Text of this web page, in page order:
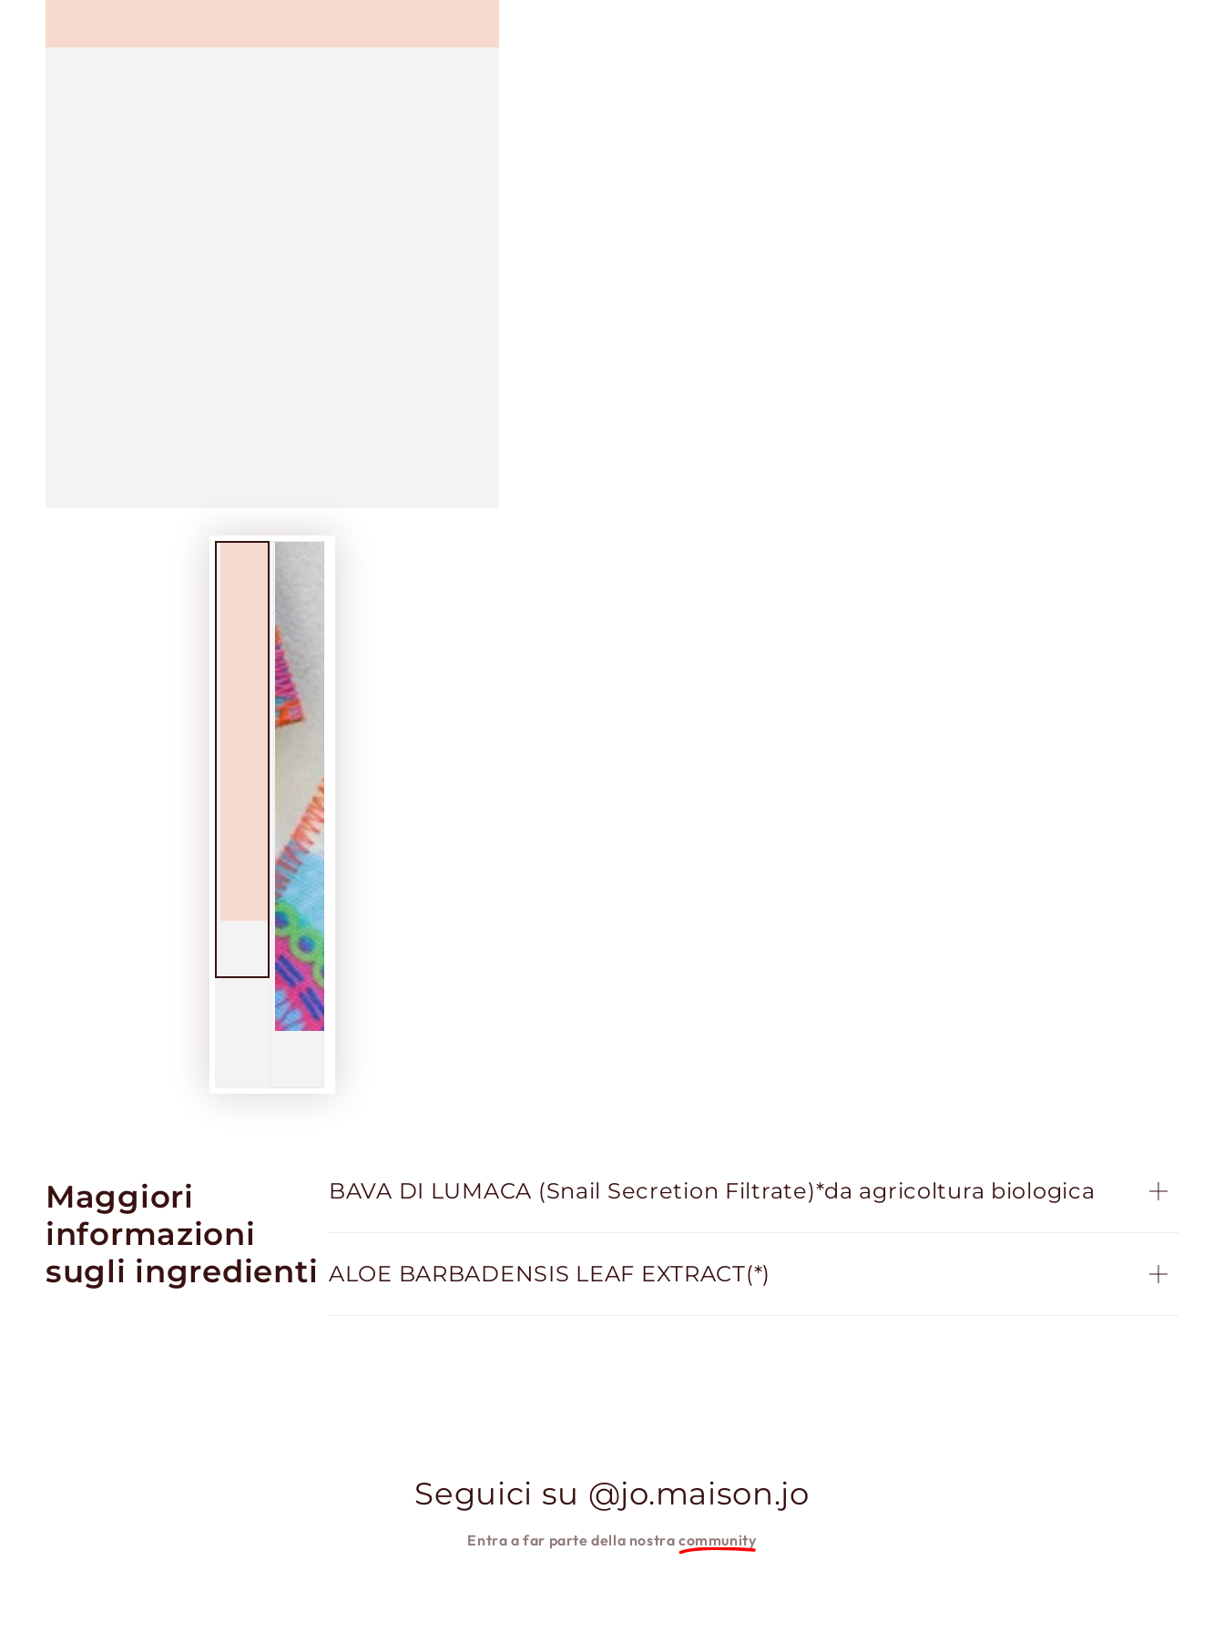
Maggiori
informazioni
sugli ingredienti
BAVA DI LUMACA (Snail Secretion Filtrate)*da agricoltura biologica
ALOE BARBADENSIS LEAF EXTRACT(*)
Seguici su @jo.maison.jo
Entra a far parte della nostracommunity